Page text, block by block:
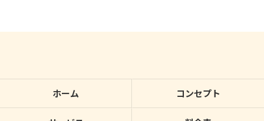
ホーム コンセプト